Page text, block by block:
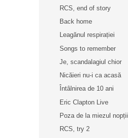
RCS, end of story
Back home
Leagănul respirației
Songs to remember
Je, scandalagiul chior
Nicăieri nu-i ca acasă
Întâlnirea de 10 ani
Eric Clapton Live
Poza de la miezul nopții
RCS, try 2